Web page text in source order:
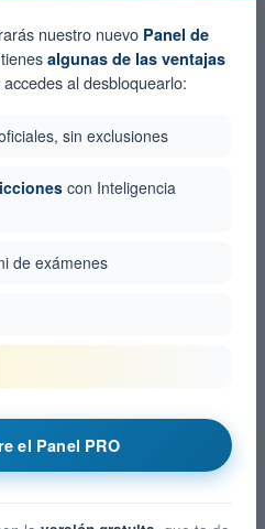
nuestro nuevo Panel de
algunas de las ventajas
al desbloquearlo:
sin exclusiones
con Inteligencia
de exámenes
el Panel PRO